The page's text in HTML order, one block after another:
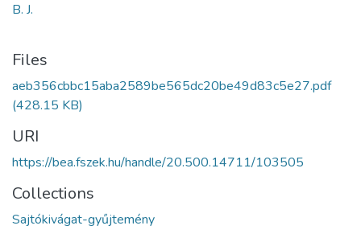
B. J.
Files
aeb356cbbc15aba2589be565dc20be49d83c5e27.pdf
(428.15 KB)
URI
https://bea.fszek.hu/handle/20.500.14711/103505
Collections
Sajtókivágat-gyűjtemény